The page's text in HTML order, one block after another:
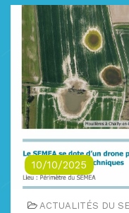
10/10/2025
ACTUALITÉS DU